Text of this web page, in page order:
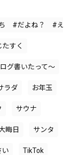
ち #だよね？ #え
すく
グ書いたって〜
ラダ お年玉
サウナ
晦日 サンタ
い TikTok